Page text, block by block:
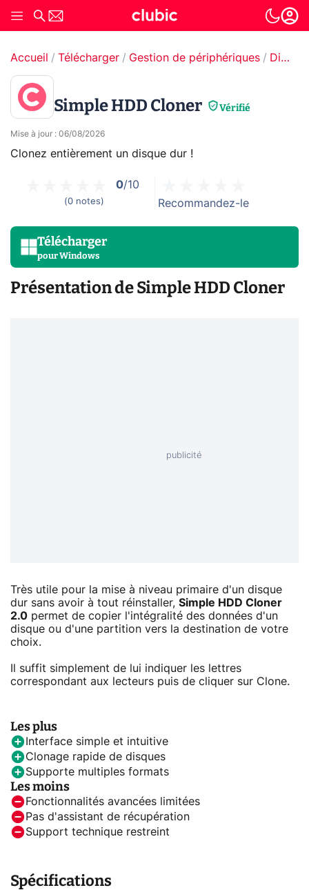
Accueil Télécharger Gestion de périphériques Disque dur & partition
Simple HDD Cloner Vérifié
Mise à jour : 06/08/2026
Clonez entièrement un disque dur !
0/10
(0 notes) Recommandez-le
Télécharger
pourWindows
Présentation de Simple HDD Cloner
Très utile pour la mise à niveau primaire d'un disque
dur sans avoir à tout réinstaller, Simple HDD Cloner
2.0 permet de copier l'intégralité des données d'un
disque ou d'une partition vers la destination de votre
choix.
Il suffit simplement de lui indiquer les lettres
correspondant aux lecteurs puis de cliquer sur Clone.
Les plus
Interface simple et intuitive
Clonage rapide de disques
Supporte multiples formats
Les moins
Fonctionnalités avancées limitées
Pas d'assistant de récupération
Support technique restreint
Spécifications